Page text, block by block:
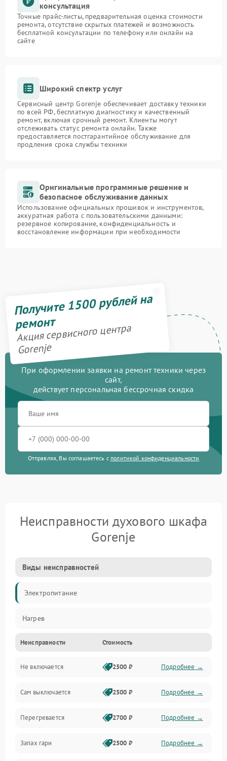
консультация
Точные прайс-листы, предварительная оценка стоимости
ремонта, отсутствие скрытых платежей и возможность
бесплатной консультации по телефону или онлайн на
сайте
Широкий спектр услуг
Сервисный центр Gorenje обеспечивает доставку техники
по всей РФ, бесплатную диагностику и качественный
ремонт, включая срочный ремонт. Клиенты могут
отслеживать статус ремонта онлайн. Также
предоставляется постгарантийное обслуживание для
продления срока службы техники
Оригинальные программные решение и
безопасное обслуживание данных
Использование официальных прошивок и инструментов,
аккуратная работа с пользовательскими данными:
резервное копирование, конфиденциальность и
восстановление информации при необходимости
Получите 1500 рублей на
ремонт
Акция сервисного центра
Gorenje
При оформлении заявки на ремонт техники через
сайт,
действует персональная бессрочная скидка
Отправляя, Вы соглашаетесь с политикой конфиденциальности
Неисправности духового шкафа
Gorenje
Виды неисправностей
Электропитание
Нагрев
Неисправности Стоимость
Не включается 2500 ₽ Подробнее →
Сам выключается 2500 ₽ Подробнее →
Перегревается 2700 ₽ Подробнее →
Запах гари 2500 ₽ Подробнее →